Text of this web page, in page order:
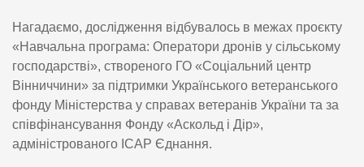
Нагадаємо, дослідження відбувалось в межах проєкту
«Навчальна програма: Оператори дронів у сільському
господарстві», створеного ГО «Соціальний центр
Вінниччини» за підтримки Українського ветеранського
фонду Міністерства у справах ветеранів України та за
співфінансування Фонду «Аскольд і Дір»,
адміністрованого ІСАР Єднання.